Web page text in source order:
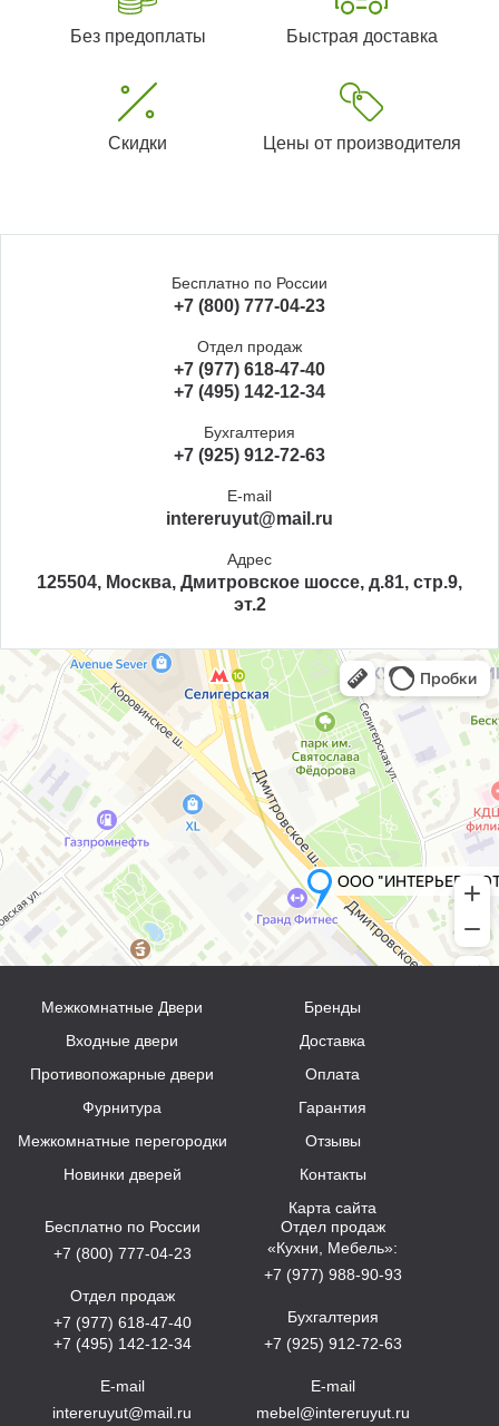
Без предоплаты Быстрая доставка
Скидки Цены от производителя
Бесплатно по России
+7 (800) 777-04-23
Отдел продаж
+7 (977) 618-47-40
+7 (495) 142-12-34
Бухгалтерия
+7 (925) 912-72-63
E-mail
intereruyut@mail.ru
Адрес
125504, Москва, Дмитровское шоссе, д.81, стр.9,
эт.2
Межкомнатные Двери
Входные двери
Противопожарные двери
Фурнитура
Межкомнатные перегородки
Новинки дверей
Бренды
Доставка
Оплата
Гарантия
Отзывы
Контакты
Карта сайта
Бесплатно по России
+7 (800) 777-04-23
Отдел продаж
+7 (977) 618-47-40
+7 (495) 142-12-34
E-mail
intereruyut@mail.ru
Отдел продаж
«Кухни, Мебель»:
+7 (977) 988-90-93
Бухгалтерия
+7 (925) 912-72-63
E-mail
mebel@intereruyut.ru